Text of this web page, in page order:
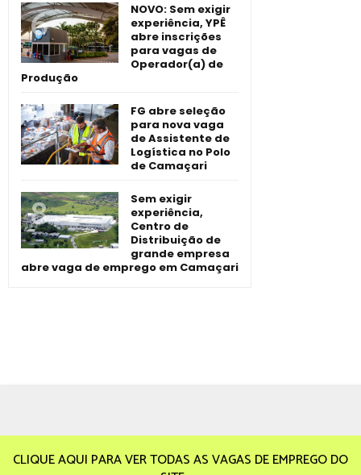
NOVO: Sem exigir
experiência, YPÊ
abre inscrições
para vagas de
Operador(a) de
Produção
FG abre seleção
para nova vaga
de Assistente de
Logística no Polo
de Camaçari
Sem exigir
experiência,
Centro de
Distribuição de
grande empresa
abre vaga de emprego em Camaçari
CLIQUE AQUI PARA VER TODAS AS VAGAS DE EMPREGO DO